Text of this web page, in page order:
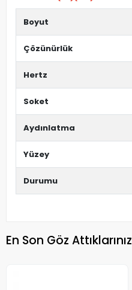
Boyut
Çözünürlük
Hertz
Soket
Aydınlatma
Yüzey
Durumu
En Son Göz Attıklarınız